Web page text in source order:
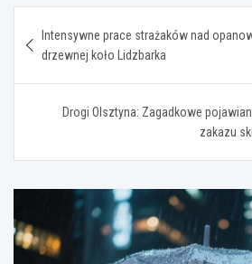
wpisu
Intensywne prace strażaków nad
drzewnej koło Lidzbarka
Drogi Olsztyna: Zagadkowe
zakazu